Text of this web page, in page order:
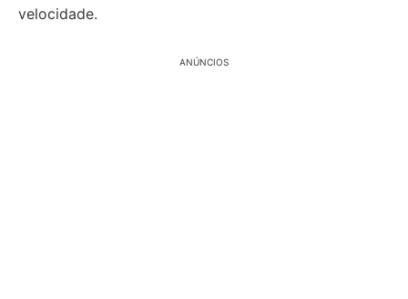
velocidade.
ANÚNCIOS